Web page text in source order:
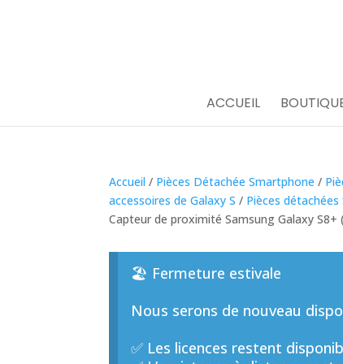
ACCUEIL
Accueil / Pièces Détachée Smartphone /
accessoires de Galaxy S / Pièces détachées
Capteur de proximité Samsung Galaxy S8+
🏖️ Fermeture estivale
Nous serons de nouveau
✅ Les licences restent